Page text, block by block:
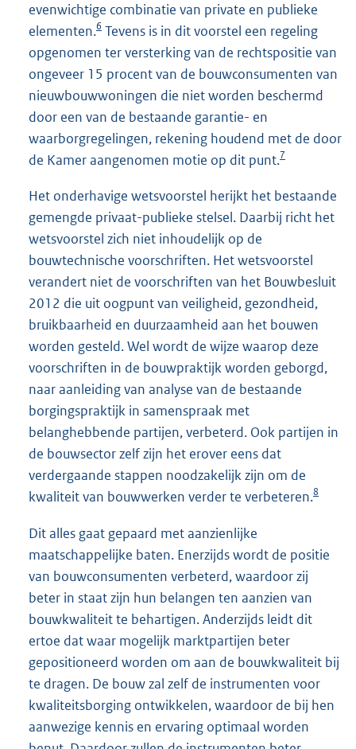
evenwichtige combinatie van private en publieke
elementen.6 Tevens is in dit voorstel een regeling
opgenomen ter versterking van de rechtspositie van
ongeveer 15 procent van de bouwconsumenten van
nieuwbouwwoningen die niet worden beschermd
door een van de bestaande garantie- en
waarborgregelingen, rekening houdend met de door
de Kamer aangenomen motie op dit punt.7
Het onderhavige wetsvoorstel herijkt het bestaande
gemengde privaat-publieke stelsel. Daarbij richt het
wetsvoorstel zich niet inhoudelijk op de
bouwtechnische voorschriften. Het wetsvoorstel
verandert niet de voorschriften van het Bouwbesluit
2012 die uit oogpunt van veiligheid, gezondheid,
bruikbaarheid en duurzaamheid aan het bouwen
worden gesteld. Wel wordt de wijze waarop deze
voorschriften in de bouwpraktijk worden geborgd,
naar aanleiding van analyse van de bestaande
borgingspraktijk in samenspraak met
belanghebbende partijen, verbeterd. Ook partijen in
de bouwsector zelf zijn het erover eens dat
verdergaande stappen noodzakelijk zijn om de
kwaliteit van bouwwerken verder te verbeteren.8
Dit alles gaat gepaard met aanzienlijke
maatschappelijke baten. Enerzijds wordt de positie
van bouwconsumenten verbeterd, waardoor zij
beter in staat zijn hun belangen ten aanzien van
bouwkwaliteit te behartigen. Anderzijds leidt dit
ertoe dat waar mogelijk marktpartijen beter
gepositioneerd worden om aan de bouwkwaliteit bij
te dragen. De bouw zal zelf de instrumenten voor
kwaliteitsborging ontwikkelen, waardoor de bij hen
aanwezige kennis en ervaring optimaal worden